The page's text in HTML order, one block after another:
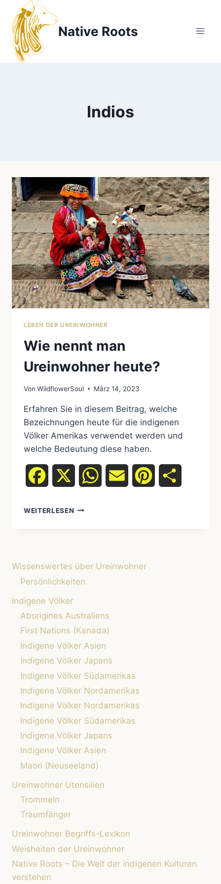
Inhalt
springen
Native Roots
Indios
LEBEN DER UREINWOHNER
Wie nennt man
Ureinwohner heute?
Von WildflowerSoul März 14, 2023
Erfahren Sie in diesem Beitrag, welche
Bezeichnungen heute für die indigenen
Völker Amerikas verwendet werden und
welche Bedeutung diese haben.
Facebook WhatsAppEmail Pinterest
WEITERLESEN WIE
Wissenswertes über Ureinwohner
Persönlichkeiten
Indigene Völker
Aborigines Australiens
First Nations (Kanada)
Indigene Völker Asien
Indigene Völker Japans
Indigene Völker Südamerikas
Indigene Völker Nordamerikas
Indigene Völker Nordamerikas
Indigene Völker Südamerikas
Indigene Völker Japans
Indigene Völker Asien
Maori (Neuseeland)
Ureinwohner Utensilien
Trommeln
Traumfänger
Ureinwohner Begriffs-Lexikon
Weisheiten der Ureinwohner
Native Roots – Die Welt der indigenen Kulturen
verstehen